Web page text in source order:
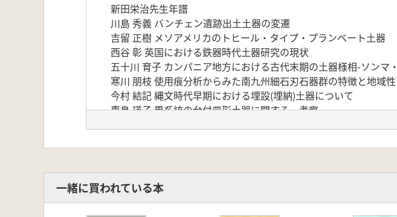
新田栄治先生年譜
川島 秀義 バンチェン遺跡出土土器の変遷
吉留 正樹 メソアメリカのトヒール・タイプ・プランベート土器
西谷 彰 英国における鉄器時代土器研究の現状
五十川 育子 カンパニア地方における古代末期の土器様相-ソン
寒川 朋枝 使用痕分析からみた南九州細石刃石器群の特徴と地域性
今村 結記 縄文時代早期における埋設(埋納)土器について
惠島 瑛子 異系統の台付皿形土器に関する一考察
長野 陽介 環状石斧の製作技法
河野 裕次 資料紹介 松木薗遺跡出土の寺山・下堀タイプ甕について
加覧 淳一 都城盆地における弥生時代中期から後期前葉の土器様相
一緒に買われている本